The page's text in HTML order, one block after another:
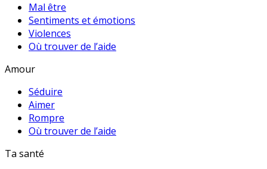
Mal être
Sentiments et émotions
Violences
Où trouver de l’aide
Amour
Séduire
Aimer
Rompre
Où trouver de l’aide
Ta santé